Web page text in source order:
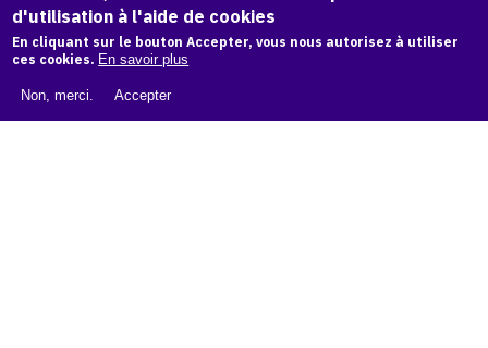
© Atelier Jean et Jacqueline Lerat © Photo Lysiane Gauthier
CITER CETTE ŒUVRE
Jacqueline Lerat,Femme brune avec paletot à capuche
d'utilisation à l'aide de cookies
En cliquant sur le bouton Accepter, vous nous autorisez à utiliser
ces cookies. En savoir plus
Non, merci. Accepter